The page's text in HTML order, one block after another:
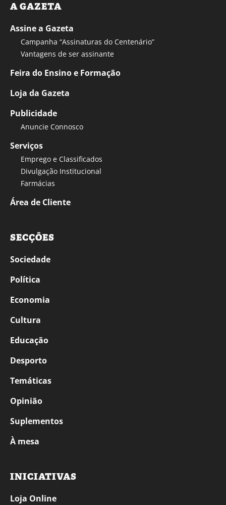
A GAZETA
Assine a Gazeta
Campanha “Assinaturas do Centenário”
Vantagens de ser assinante
Feira do Ensino e Formação
Loja da Gazeta
Publicidade
Anuncie Connosco
Serviços
Emprego e Classificados
Divulgação Institucional
Farmácias
Área de Cliente
SECÇÕES
Sociedade
Política
Economia
Cultura
Educação
Desporto
Temáticas
Opinião
Suplementos
À mesa
INICIATIVAS
Loja Online